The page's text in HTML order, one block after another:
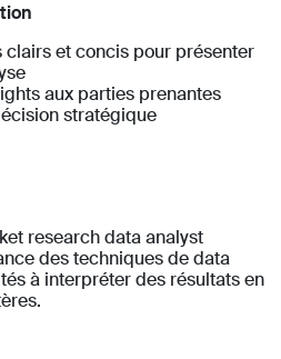
et concis pour présenter
aux parties prenantes
stratégique
research data analyst
des techniques de data
à interpréter des résultats en